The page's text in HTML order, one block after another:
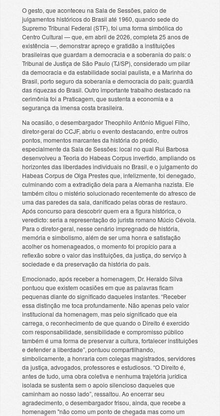
O gesto, que aconteceu na Sala de Sessões, palco de
julgamentos históricos do Brasil até 1960, quando sede do
Supremo Tribunal Federal (STF), foi uma forma simbólica do
Centro Cultural — que, em abril de 2026, completa 25 anos de
existência —, demonstrar apreço e gratidão a instituições
brasileiras que guardam a democracia e a soberania do país: o
Tribunal de Justiça de São Paulo (TJ/SP), considerado um pilar
da democracia e da estabilidade social paulista, e a Marinha do
Brasil, porto seguro da soberania e democracia do país; guardiã
das riquezas do Brasil. Outro importante trabalho destacado na
cerimônia foi a Praticagem, que sustenta a economia e a
segurança da imensa costa brasileira.
Na ocasião, o desembargador Theophilo Antônio Miguel Filho,
diretor-geral do CCJF, abriu o evento destacando, entre outros
pontos, momentos marcantes da história do prédio,
especialmente da Sala de Sessões: local no qual Rui Barbosa
desenvolveu a Teoria do Habeas Corpus invertido, ampliando os
horizontes das liberdades individuais no Brasil, e o julgamento do
Habeas Corpus de Olga Prestes que, infelizmente, foi denegado,
culminando com a extradição dela para a Alemanha nazista. Ele
também citou o mistério solucionado recentemente do afresco de
uma das paredes da sala, danificado pelas obras de restauro.
Após concurso para descobrir quem era a figura histórica, o
veredicto: seria a representação do jurista romano Múcio Cévola.
Para o diretor-geral, nesse cenário impregnado de história,
memória e simbolismo, além de ser uma honra e satisfação
acolher os homenageados, o momento foi propício para a
reflexão sobre o valor das instituições, da justiça, do serviço à
sociedade e da preservação da história do país.
Emocionado, após receber a homenagem, Dr. Heraldo Silva
pontuou que existem ocasiões em que as palavras ficam
pequenas diante do significado daqueles instantes. “Receber
essa distinção me toca profundamente. Não apenas pelo valor
institucional da homenagem, mas pelo significado que ela
carrega, o reconhecimento de que quando o Direito é exercido
com responsabilidade, sensibilidade e compromisso público
também é uma forma de preservar a cultura, fortalecer instituições
e defender a liberdade”, pontuou compartilhando,
simbolicamente, a honraria com colegas magistrados, servidores
da justiça, advogados, professores e estudiosos. “O Direito é,
antes de tudo, uma obra coletiva e nenhuma trajetória jurídica
isolada se sustenta sem o apoio silencioso daqueles que
caminham ao nosso lado”, ressaltou. Ao encerrar seu
agradecimento, o desembargador frisou, ainda, que recebe a
homenagem "não como um ponto de chegada mas como um